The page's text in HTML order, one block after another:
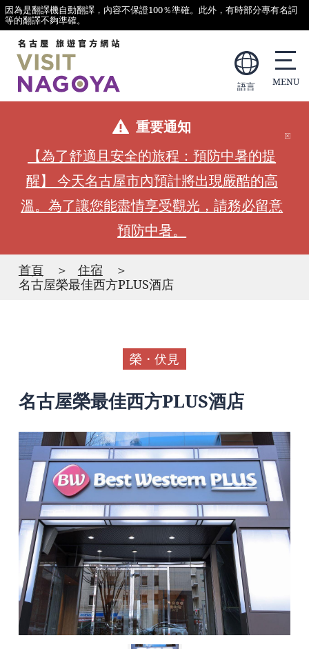
因為是翻譯機自動翻譯，內容不保證100％準確。此外，有時部分專有名詞
等的翻譯不夠準確。
語言
重要通知
【為了舒適且安全的旅程：預防中暑的提
醒】 今天名古屋市內預計將出現嚴酷的高
溫。為了讓您能盡情享受觀光，請務必留意
預防中暑。
首頁
住宿
名古屋榮最佳西方PLUS酒店
榮・伏見
名古屋榮最佳西方PLUS酒店